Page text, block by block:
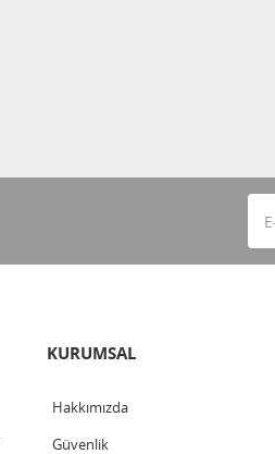
KURUMSAL
Hakkımızda
Güvenlik